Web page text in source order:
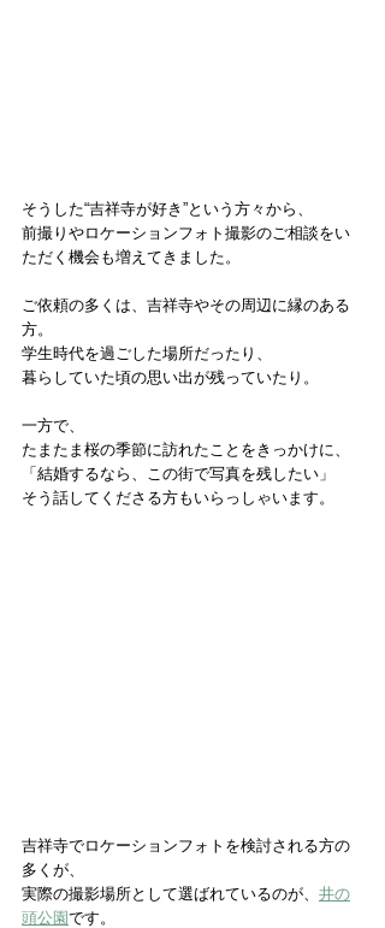
そうした“吉祥寺が好き”という方々から、
前撮りやロケーションフォト撮影のご相談をい
ただく機会も増えてきました。
ご依頼の多くは、吉祥寺やその周辺に縁のある
方。
学生時代を過ごした場所だったり、
暮らしていた頃の思い出が残っていたり。
一方で、
たまたま桜の季節に訪れたことをきっかけに、
「結婚するなら、この街で写真を残したい」
そう話してくださる方もいらっしゃいます。
吉祥寺でロケーションフォトを検討される方の
多くが、
実際の撮影場所として選ばれているのが、 井の
頭公園です。